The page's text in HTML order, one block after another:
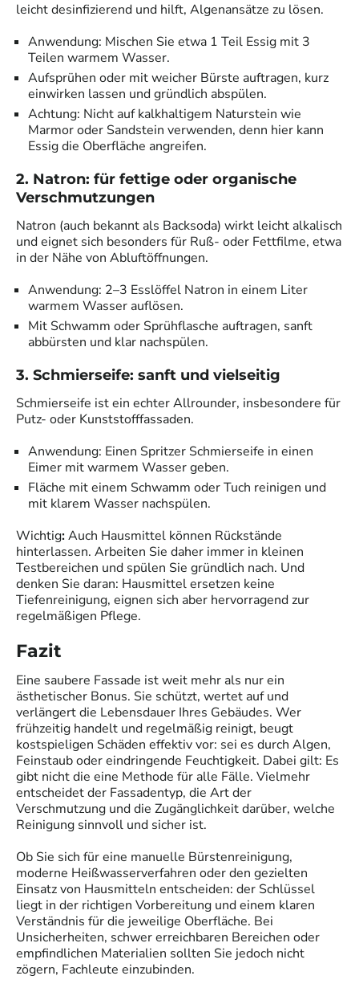
leicht desinfizierend und hilft, Algenansätze zu lösen.
Anwendung: Mischen Sie etwa 1 Teil Essig mit 3
Teilen warmem Wasser.
Aufsprühen oder mit weicher Bürste auftragen, kurz
einwirken lassen und gründlich abspülen.
Achtung: Nicht auf kalkhaltigem Naturstein wie
Marmor oder Sandstein verwenden, denn hier kann
Essig die Oberfläche angreifen.
2. Natron: für fettige oder organische
Verschmutzungen
Natron (auch bekannt als Backsoda) wirkt leicht alkalisch
und eignet sich besonders für Ruß- oder Fettfilme, etwa
in der Nähe von Abluftöffnungen.
Anwendung: 2–3 Esslöffel Natron in einem Liter
warmem Wasser auflösen.
Mit Schwamm oder Sprühflasche auftragen, sanft
abbürsten und klar nachspülen.
3. Schmierseife: sanft und vielseitig
Schmierseife ist ein echter Allrounder, insbesondere für
Putz- oder Kunststofffassaden.
Anwendung: Einen Spritzer Schmierseife in einen
Eimer mit warmem Wasser geben.
Fläche mit einem Schwamm oder Tuch reinigen und
mit klarem Wasser nachspülen.
Wichtig:Auch Hausmittel können Rückstände
hinterlassen. Arbeiten Sie daher immer in kleinen
Testbereichen und spülen Sie gründlich nach. Und
denken Sie daran: Hausmittel ersetzen keine
Tiefenreinigung, eignen sich aber hervorragend zur
regelmäßigen Pflege.
Fazit
Eine saubere Fassade ist weit mehr als nur ein
ästhetischer Bonus. Sie schützt, wertet auf und
verlängert die Lebensdauer Ihres Gebäudes. Wer
frühzeitig handelt und regelmäßig reinigt, beugt
kostspieligen Schäden effektiv vor: sei es durch Algen,
Feinstaub oder eindringende Feuchtigkeit. Dabei gilt: Es
gibt nicht die eine Methode für alle Fälle. Vielmehr
entscheidet der Fassadentyp, die Art der
Verschmutzung und die Zugänglichkeit darüber, welche
Reinigung sinnvoll und sicher ist.
Ob Sie sich für eine manuelle Bürstenreinigung,
moderne Heißwasserverfahren oder den gezielten
Einsatz von Hausmitteln entscheiden: der Schlüssel
liegt in der richtigen Vorbereitung und einem klaren
Verständnis für die jeweilige Oberfläche. Bei
Unsicherheiten, schwer erreichbaren Bereichen oder
empfindlichen Materialien sollten Sie jedoch nicht
zögern, Fachleute einzubinden.